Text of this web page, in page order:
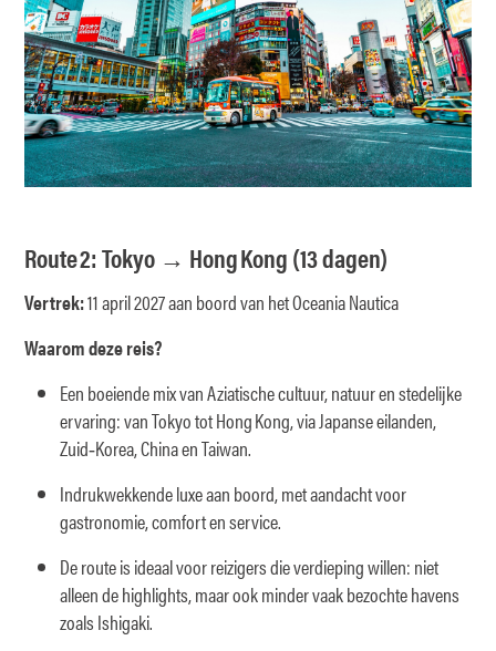
Route 2: Tokyo → Hong Kong (13 dagen)
Vertrek:11 april 2027 aan boord van het Oceania Nautica
Waarom deze reis?
Een boeiende mix van Aziatische cultuur, natuur en stedelijke
ervaring: van Tokyo tot Hong Kong, via Japanse eilanden,
Zuid‑Korea, China en Taiwan.
Indrukwekkende luxe aan boord, met aandacht voor
gastronomie, comfort en service.
De route is ideaal voor reizigers die verdieping willen: niet
alleen de highlights, maar ook minder vaak bezochte havens
zoals Ishigaki.